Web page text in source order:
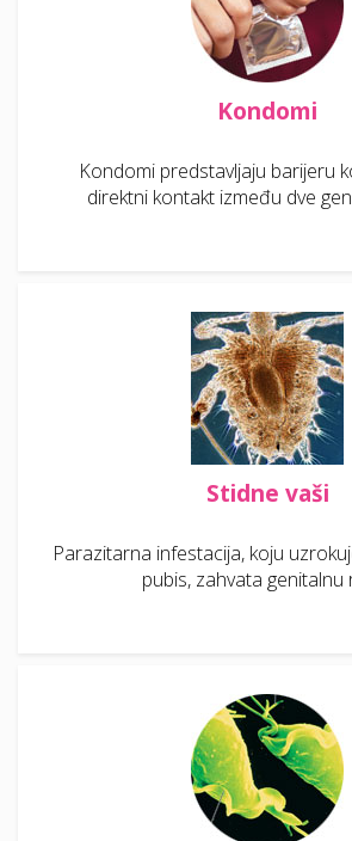
Kondomi
Kondomi predstavljaju barijeru
direktni kontakt između dve
Stidne vaši
Parazitarna infestacija, koju
pubis, zahvata genitalnu